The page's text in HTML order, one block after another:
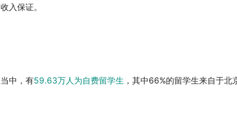
入保证。
中，有59.63万人为自费留学生 ，其中66%的留学生来自于